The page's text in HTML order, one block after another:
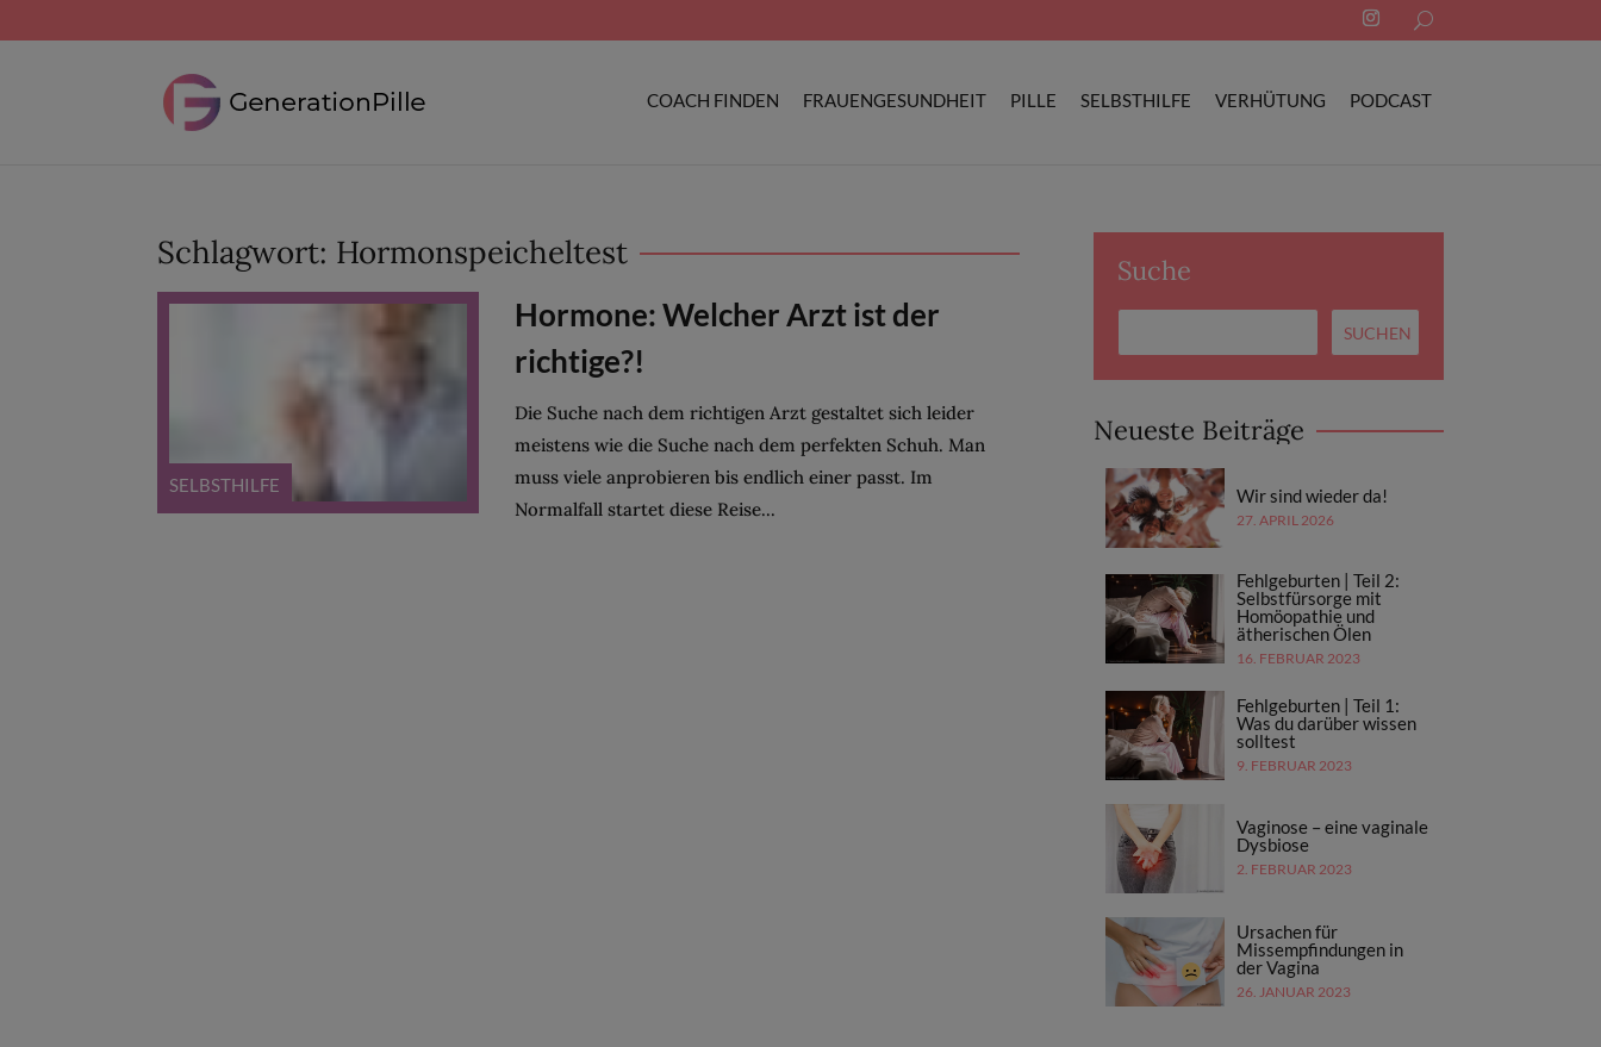
for:
COACH FINDEN FRAUENGESUNDHEIT PILLE SELBSTHILFE VERHÜTUNG PODCAST
Schlagwort: Hormonspeicheltest
SELBSTHILFE
Hormone: Welcher Arzt ist der
richtige?!
Die Suche nach dem richtigen Arzt gestaltet sich leider
meistens wie die Suche nach dem perfekten Schuh. Man
muss viele anprobieren bis endlich einer passt. Im
Normalfall startet diese Reise...
Suche
Neueste Beiträge
Wir sind wieder da!
27. APRIL 2026
Fehlgeburten | Teil 2:
Selbstfürsorge mit
Homöopathie und
ätherischen Ölen
16. FEBRUAR 2023
Fehlgeburten | Teil 1:
Was du darüber wissen
solltest
9. FEBRUAR 2023
Vaginose – eine vaginale
Dysbiose
2. FEBRUAR 2023
Ursachen für
Missempfindungen in
der Vagina
26. JANUAR 2023